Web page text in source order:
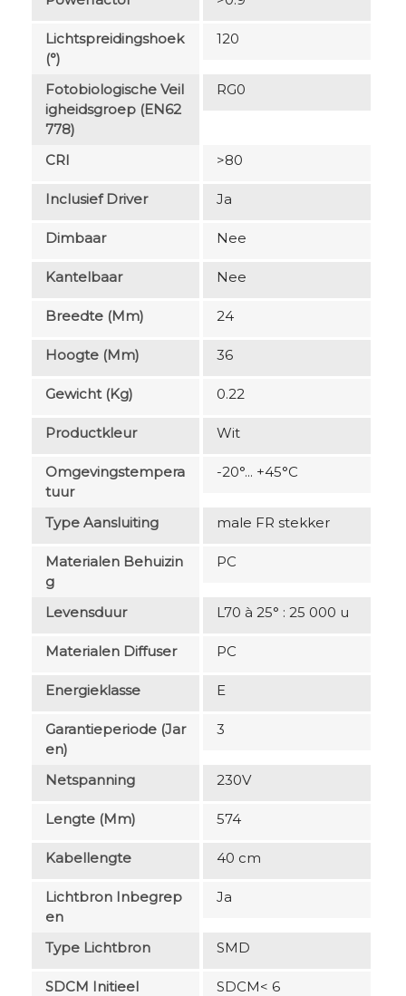
Lichtspreidingshoek
(°)
120
Fotobiologische Veil
Igheidsgroep (EN62
778)
RG0
CRI >80
Inclusief Driver Ja
Dimbaar Nee
Kantelbaar Nee
Breedte (mm) 24
Hoogte (mm) 36
Gewicht (kg) 0.22
Productkleur Wit
Omgevingstempera
Tuur
-20°... +45°C
Type Aansluiting male FR stekker
Materialen Behuizin
G
PC
Levensduur L70 à 25° : 25 000 u
Materialen Diffuser PC
Energieklasse E
Garantieperiode (jar
En)
3
Netspanning 230V
Lengte (mm) 574
Kabellengte 40 cm
Lichtbron Inbegrep
En
Ja
Type Lichtbron SMD
SDCM Initieel SDCM< 6